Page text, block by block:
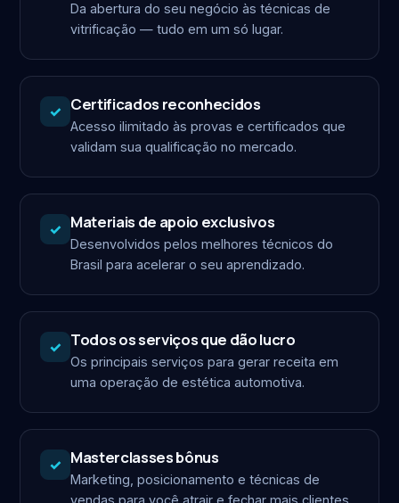
Da abertura do seu negócio às técnicas de
vitrificação — tudo em um só lugar.
✓ Certificados reconhecidos
Acesso ilimitado às provas e certificados que
validam sua qualificação no mercado.
✓ Materiais de apoio exclusivos
Desenvolvidos pelos melhores técnicos do
Brasil para acelerar o seu aprendizado.
✓ Todos os serviços que dão lucro
Os principais serviços para gerar receita em
uma operação de estética automotiva.
✓ Masterclasses bônus
Marketing, posicionamento e técnicas de
vendas para você atrair e fechar mais clientes.